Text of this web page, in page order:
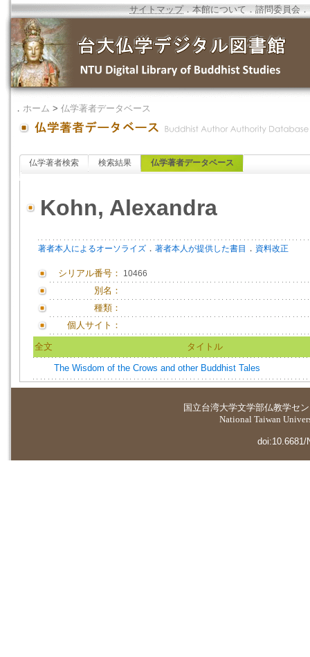
サイトマップ．本館について ．諮問委員会 ．
． ホーム > 仏学著者データベース
仏学著者検索 検索結果 仏学著者データベース
Kohn, Alexandra
著者本人によるオーソライズ ． 著者本人が提供した書目 ． 資料改正
シリアル番号： 10466
別名：
種類：
個人サイト：
全文 タイトル
The Wisdom of the Crows and other Buddhist Tales
国立台湾大学文学部仏教学セ
National Taiwan
doi:10.6681/